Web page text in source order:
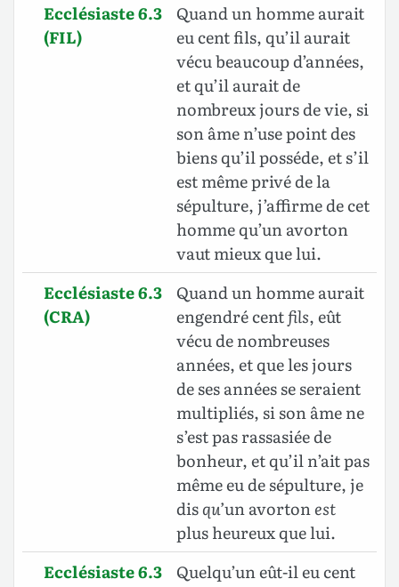
Ecclésiaste 6.3
(FIL)
Quand un homme aurait
eu cent fils, qu’il aurait
vécu beaucoup d’années,
et qu’il aurait de
nombreux jours de vie, si
son âme n’use point des
biens qu’il posséde, et s’il
est même privé de la
sépulture, j’affirme de cet
homme qu’un avorton
vaut mieux que lui.
Ecclésiaste 6.3
(CRA)
Quand un homme aurait
engendré centfils, eût
vécu de nombreuses
années, et que les jours
de ses années se seraient
multipliés, si son âme ne
s’est pas rassasiée de
bonheur, et qu’il n’ait pas
même eu de sépulture, je
disqu’un avortonest
plus heureux que lui.
Ecclésiaste 6.3
Quelqu’un eût-il eu cent